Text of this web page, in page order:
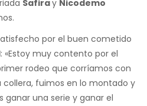
Safiray Nicodemo
por el buen cometido
: «Estoy muy contento por el
rodeo que corríamos con
collera, fuimos en lo montado y
ganar una serie y ganar el